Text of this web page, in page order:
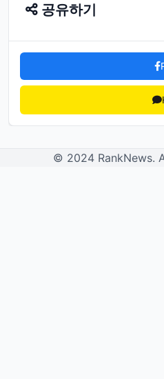
공유하기
© 2024 RankNews.